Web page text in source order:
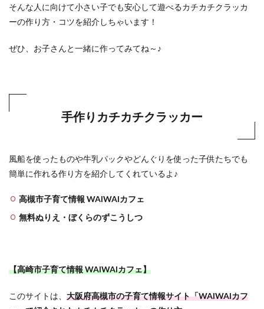
そんな人に向けて小さい子でも安心して遊べるカチカチクラッカ
ーの作り方・コツを紹介しちゃいます！
ぜひ、お子さんと一緒に作ってみてね～♪
手作りカチカチクラッカー
風船を使ったものや牛乳パックやどんぐりを使った子供たちでも
簡単に作れる作り方を紹介してくれているよ♪
高槻市子育て情報 WAIWAIカフェ
無料ぬりえ・ぼくらのずこうしつ
【高崎市子育て情報 WAIWAIカフェ】
このサイトは、 大阪府高槻市の子育て情報サイト「WAIWAIカフ